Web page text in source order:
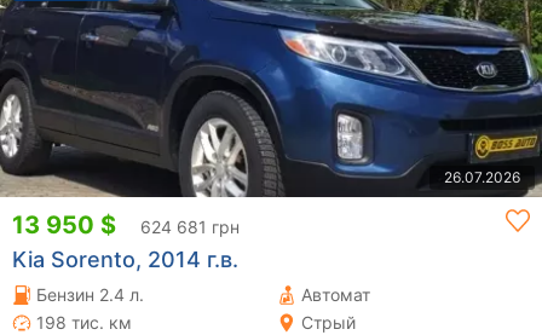
26.07.2026
13 950 $ 624 681 грн
Kia Sorento, 2014 г.в.
Бензин 2.4 л.
Автомат
198 тис. км
Стрый